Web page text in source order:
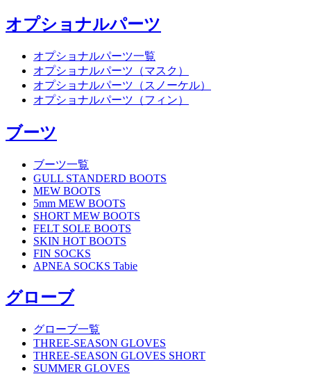
オプショナルパーツ
オプショナルパーツ一覧
オプショナルパーツ（マスク）
オプショナルパーツ（スノーケル）
オプショナルパーツ（フィン）
ブーツ
ブーツ一覧
GULL STANDERD BOOTS
MEW BOOTS
5mm MEW BOOTS
SHORT MEW BOOTS
FELT SOLE BOOTS
SKIN HOT BOOTS
FIN SOCKS
APNEA SOCKS Tabie
グローブ
グローブ一覧
THREE-SEASON GLOVES
THREE-SEASON GLOVES SHORT
SUMMER GLOVES